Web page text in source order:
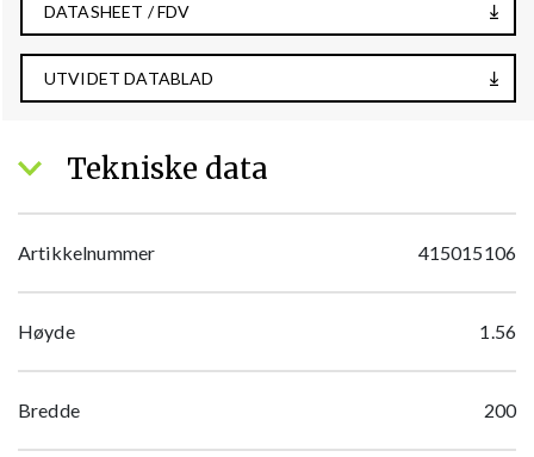
DATASHEET / FDV
UTVIDET DATABLAD
Tekniske data
Artikkelnummer 415015106
Høyde 1.56
Bredde 200